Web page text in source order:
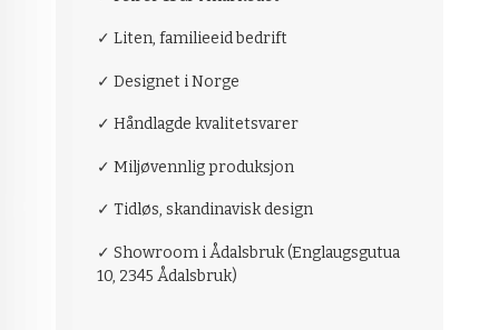
✓ Liten, familieeid bedrift
✓ Designet i Norge
✓ Håndlagde kvalitetsvarer
✓ Miljøvennlig produksjon
✓ Tidløs, skandinavisk design
✓ Showroom i Ådalsbruk (Englaugsgutua
10, 2345 Ådalsbruk)